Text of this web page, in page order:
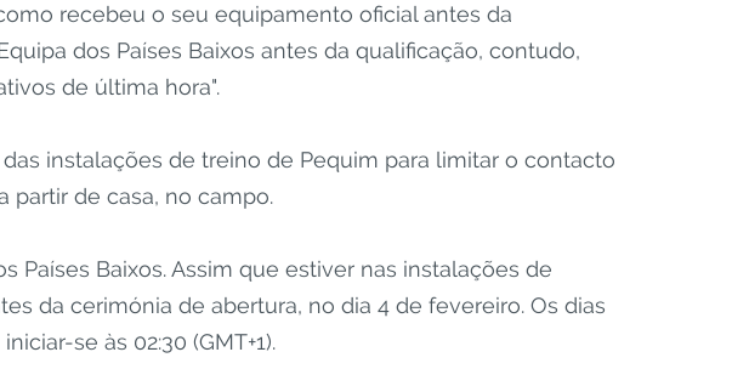
recebeu o seu equipamento oficial antes da
dos Países Baixos antes da qualificação, contudo,
de última hora".
instalações de treino de Pequim para limitar o contacto
partir de casa, no campo.
Países Baixos. Assim que estiver nas instalações de
da cerimónia de abertura, no dia 4 de fevereiro. Os dias
se às 02:30 (GMT+1).